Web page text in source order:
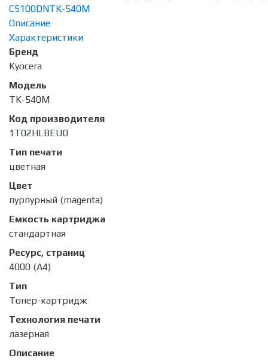
C5100DNTK-540M
Описание
Характеристики
Бренд
Kyocera
Модель
TK-540M
Код производителя
1T02HLBEU0
Тип печати
цветная
Цвет
пурпурный (magenta)
Емкость картриджа
стандартная
Ресурс, страниц
4000 (А4)
Тип
Тонер-картридж
Технология печати
лазерная
Описание